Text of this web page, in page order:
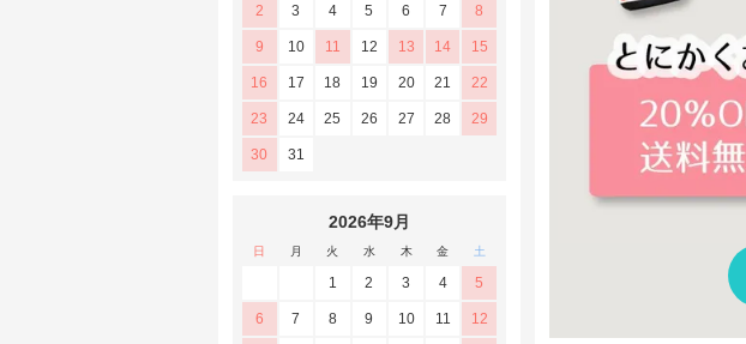
2 3 4 5 6 7 8
9 10 11 12 13 14 15
16 17 18 19 20 21 22
23 24 25 26 27 28 29
30 31
2026年9月
日 月 火 水 木 金 土
1 2 3 4 5
6 7 8 9 10 11 12